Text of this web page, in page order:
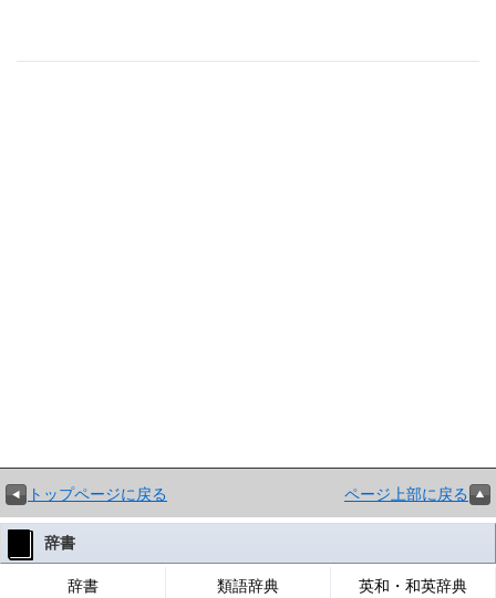
トップページに戻る ページ上部に戻る
辞書
辞書 類語辞典 英和・和英辞典